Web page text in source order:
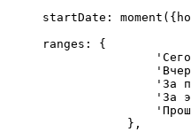
startDate:
ranges: {
'За
'За
            },